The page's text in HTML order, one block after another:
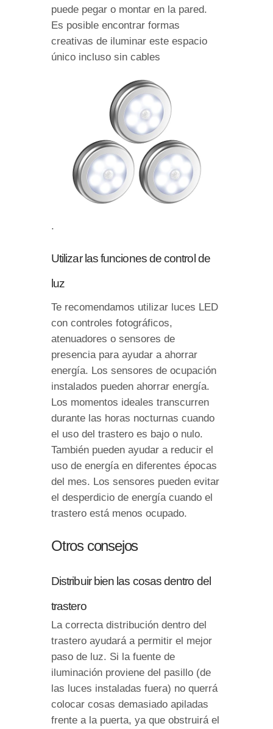
puede pegar o montar en la pared.
Es posible encontrar formas
creativas de iluminar este espacio
único incluso sin cables
.
Utilizar las funciones de control de
luz
Te recomendamos utilizar luces LED
con controles fotográficos,
atenuadores o sensores de
presencia para ayudar a ahorrar
energía. Los sensores de ocupación
instalados pueden ahorrar energía.
Los momentos ideales transcurren
durante las horas nocturnas cuando
el uso del trastero es bajo o nulo.
También pueden ayudar a reducir el
uso de energía en diferentes épocas
del mes. Los sensores pueden evitar
el desperdicio de energía cuando el
trastero está menos ocupado.
Otros consejos
Distribuir bien las cosas dentro del
trastero
La correcta distribución dentro del
trastero ayudará a permitir el mejor
paso de luz. Si la fuente de
iluminación proviene del pasillo (de
las luces instaladas fuera) no querrá
colocar cosas demasiado apiladas
frente a la puerta, ya que obstruirá el